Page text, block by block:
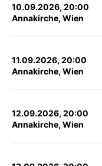
10.09.2026, 20:00
Annakirche, Wien
11.09.2026, 20:00
Annakirche, Wien
12.09.2026, 20:00
Annakirche, Wien